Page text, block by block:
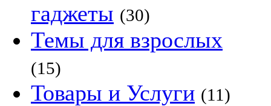
гаджеты (30)
Темы для взрослых
(15)
Товары и Услуги (11)